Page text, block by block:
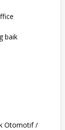
baik
Otomotif /